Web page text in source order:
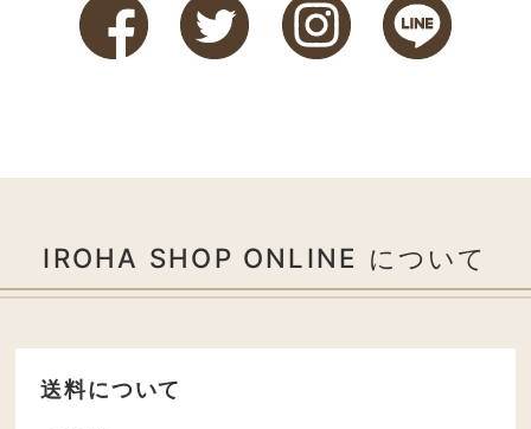
IROHA SHOP ONLINE について
送料について